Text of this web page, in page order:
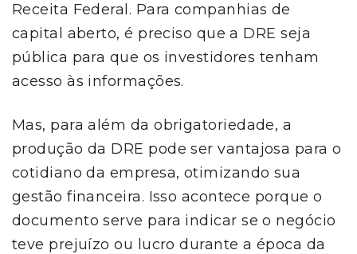
Receita Federal. Para companhias de
capital aberto, é preciso que a DRE seja
pública para que os investidores tenham
acesso às informações.
Mas, para além da obrigatoriedade, a
produção da DRE pode ser vantajosa para o
cotidiano da empresa, otimizando sua
gestão financeira. Isso acontece porque o
documento serve para indicar se o negócio
teve prejuízo ou lucro durante a época da